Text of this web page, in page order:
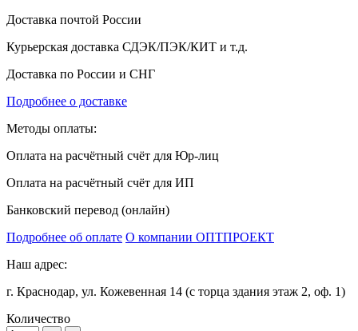
Доставка почтой России
Курьерская доставка СДЭК/ПЭК/КИТ и т.д.
Доставка по России и СНГ
Подробнее о доставке
Методы оплаты:
Оплата на расчётный счёт для Юр-лиц
Оплата на расчётный счёт для ИП
Банковский перевод (онлайн)
Подробнее об оплате О компании ОПТПРОЕКТ
Наш адрес:
г. Краснодар, ул. Кожевенная 14 (с торца здания этаж 2, оф. 1)
Количество